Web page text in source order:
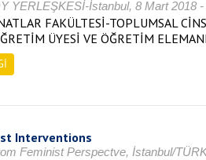
YERLEŞKESİ-İstanbul, 8 Mart 2018
FAKÜLTESİ-TOPLUMSAL
ÜYESİ VE ÖĞRETİM
Interventions
Feminist Perspectve, İstanbul/